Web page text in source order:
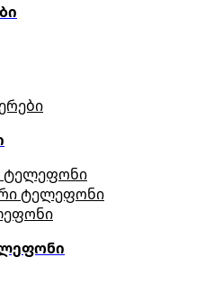
ტელეფონი
ტელეფონი